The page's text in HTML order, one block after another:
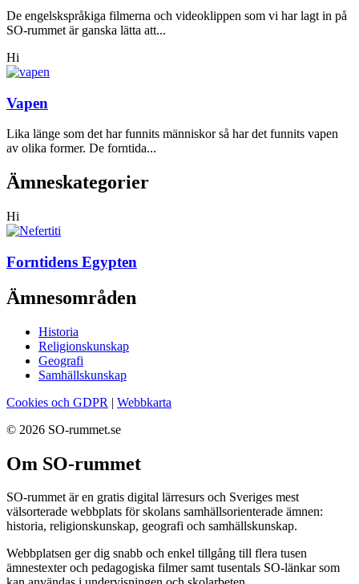
De engelskspråkiga filmerna och videoklippen som vi har lagt in på
SO-rummet är ganska lätta att...
Hi
Vapen
Lika länge som det har funnits människor så har det funnits vapen
av olika former. De forntida...
Ämneskategorier
Hi
Forntidens Egypten
Ämnesområden
Historia
Religionskunskap
Geografi
Samhällskunskap
Cookies och GDPR | Webbkarta
© 2026 SO-rummet.se
Om SO-rummet
SO-rummet är en gratis digital lärresurs och Sveriges mest
välsorterade webbplats för skolans samhällsorienterade ämnen:
historia, religionskunskap, geografi och samhällskunskap.
Webbplatsen ger dig snabb och enkel tillgång till flera tusen
ämnestexter och pedagogiska filmer samt tusentals SO-länkar som